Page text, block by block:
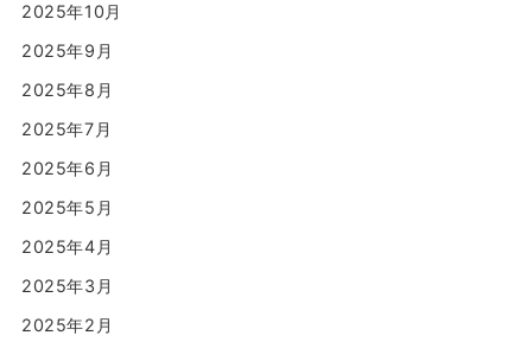
2025年10月
2025年9月
2025年8月
2025年7月
2025年6月
2025年5月
2025年4月
2025年3月
2025年2月